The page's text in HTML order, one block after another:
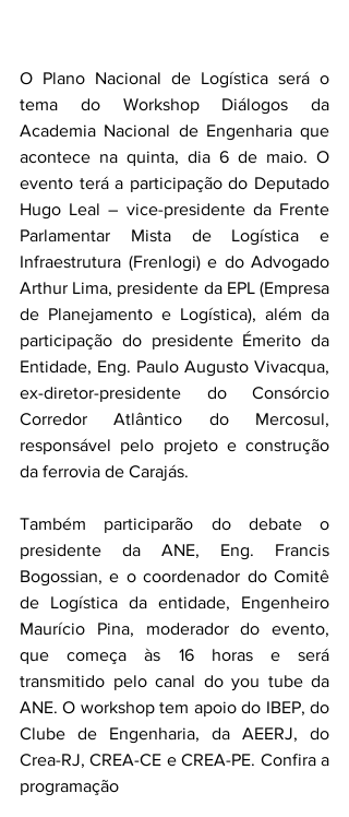
O Plano Nacional de Logística será o
tema do Workshop Diálogos da
Academia Nacional de Engenharia que
acontece na quinta, dia 6 de maio. O
evento terá a participação do Deputado
Hugo Leal – vice-presidente da Frente
Parlamentar Mista de Logística e
Infraestrutura (Frenlogi) e do Advogado
Arthur Lima, presidente da EPL (Empresa
de Planejamento e Logística), além da
participação do presidente Émerito da
Entidade, Eng. Paulo Augusto Vivacqua,
ex-diretor-presidente do Consórcio
Corredor Atlântico do Mercosul,
responsável pelo projeto e construção
da ferrovia de Carajás.
Também participarão do debate o
presidente da ANE, Eng. Francis
Bogossian, e o coordenador do Comitê
de Logística da entidade, Engenheiro
Maurício Pina, moderador do evento,
que começa às 16 horas e será
transmitido pelo canal do you tube da
ANE. O workshop tem apoio do IBEP, do
Clube de Engenharia, da AEERJ, do
Crea-RJ, CREA-CE e CREA-PE. Confira a
programação